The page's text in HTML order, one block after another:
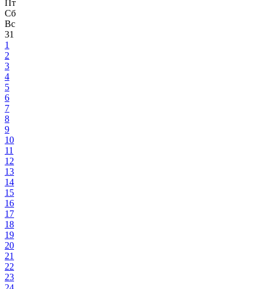
Пт
Сб
Вс
31
1
2
3
4
5
6
7
8
9
10
11
12
13
14
15
16
17
18
19
20
21
22
23